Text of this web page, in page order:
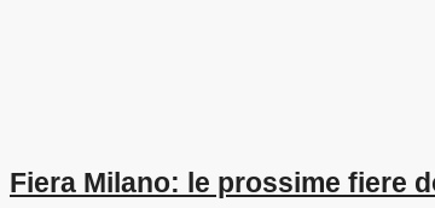
Fiera Milano: le prossime fiere